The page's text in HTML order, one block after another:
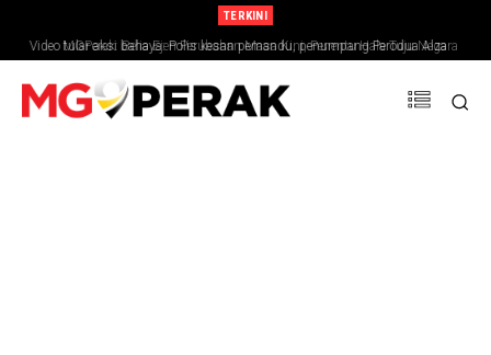
TERKINI
Video tular aksi bahaya: Polis kesan pemandu, penumpang Perodua Alza
MGPerak: Belia Ejen Perubahan Masa Kini, Penentu Hala Tuju Negara